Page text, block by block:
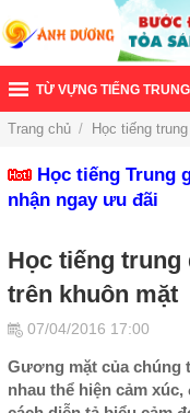
TỪ VỰNG TIẾNG
Trang chủ / Học tiếng
Học tiếng Trung
nhận ngay ưu đãi
Học tiếng trung
trên khuôn mặt
07/04/2016 17:00
Gương mặt của chúng
nhau thể hiện cảm